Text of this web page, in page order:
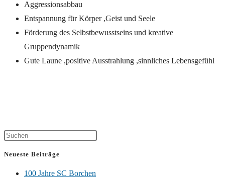
Aggressionsabbau
Entspannung für Körper ,Geist und Seele
Förderung des Selbstbewusstseins und kreative
Gruppendynamik
Gute Laune ,positive Ausstrahlung ,sinnliches Lebensgefühl
Neueste Beiträge
100 Jahre SC Borchen